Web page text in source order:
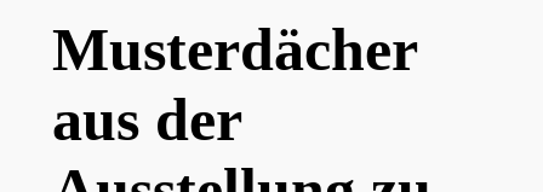
Musterdächer
aus der